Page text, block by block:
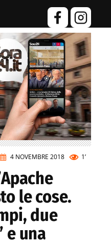
4 NOVEMBRE 2018 1’
le cose.
due
e una